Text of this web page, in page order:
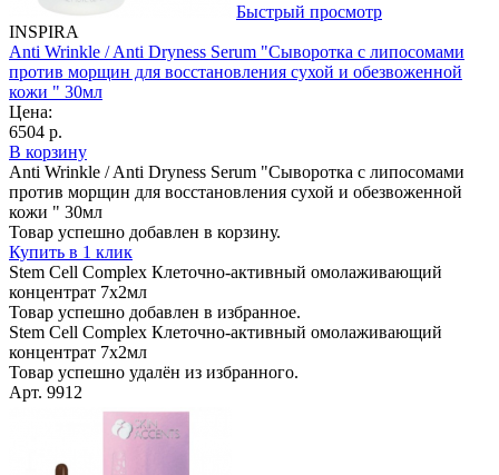
Быстрый просмотр
INSPIRA
Anti Wrinkle / Anti Dryness Serum "Сыворотка с липосомами
против морщин для восстановления сухой и обезвоженной
кожи " 30мл
Цена:
6504 р.
В корзину
Anti Wrinkle / Anti Dryness Serum "Сыворотка с липосомами
против морщин для восстановления сухой и обезвоженной
кожи " 30мл
Товар успешно добавлен в корзину.
Купить в 1 клик
Stem Cell Complex Клеточно-активный омолаживающий
концентрат 7х2мл
Товар успешно добавлен в избранное.
Stem Cell Complex Клеточно-активный омолаживающий
концентрат 7х2мл
Товар успешно удалён из избранного.
Арт. 9912